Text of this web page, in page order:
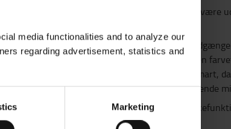
media functionalities and to analyze our
regarding advertisement, statistics and
Marketing
forlygter og baglygter, kan gaffeltrucks også være
andre farvede LED lys: designet til at advare
i nærheden af en gaffeltruck, ved at projektere en
og bagved gaffeltrucken. Denne funktion er smart,
erstatning for en alarm eller sirene i et larmende
som advarselslys, fås med forskellige